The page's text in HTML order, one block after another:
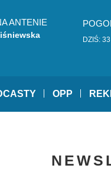
ANTENIE
DZIŚ: 33
OPP